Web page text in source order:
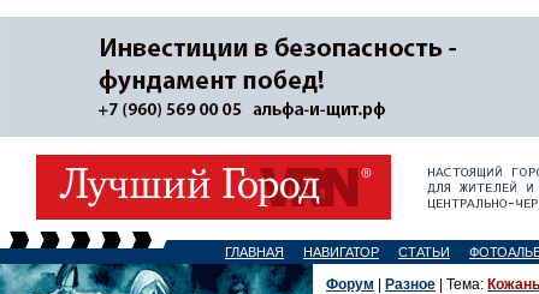
ГЛАВНАЯ НАВИГАТОР СТАТЬИ
Форум Разное | Тема: